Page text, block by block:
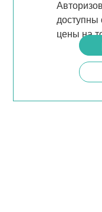
доступны
цены на